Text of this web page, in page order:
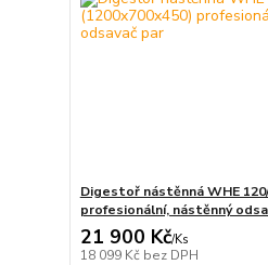
Digestoř nástěnná WHE
profesionální, nástěnný
21 900 Kč/Ks
18 099 Kč bez DPH